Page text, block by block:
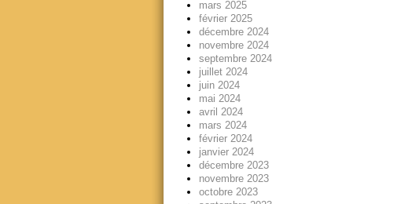
mars 2025
février 2025
décembre 2024
novembre 2024
septembre 2024
juillet 2024
juin 2024
mai 2024
avril 2024
mars 2024
février 2024
janvier 2024
décembre 2023
novembre 2023
octobre 2023